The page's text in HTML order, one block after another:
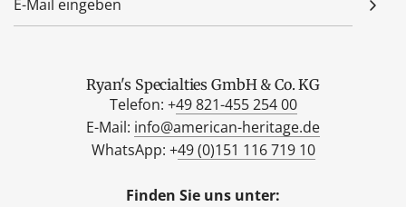
Ryan's Specialties GmbH & Co. KG
Telefon: +49 821-455 254 00
E-Mail: info@american-heritage.de
WhatsApp: +49 (0)151 116 719 10
Finden Sie uns unter: